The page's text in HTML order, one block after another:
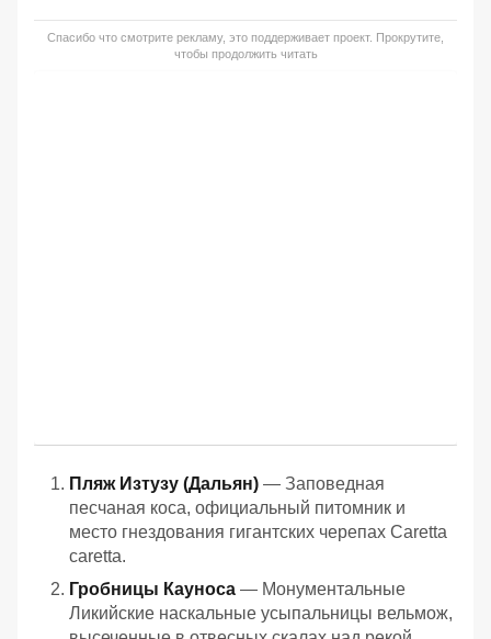
Спасибо что смотрите рекламу, это поддерживает проект. Прокрутите,
чтобы продолжить читать
Пляж Изтузу (Дальян) — Заповедная
песчаная коса, официальный питомник и
место гнездования гигантских черепах Caretta
caretta.
Гробницы Кауноса — Монументальные
Ликийские наскальные усыпальницы вельмож,